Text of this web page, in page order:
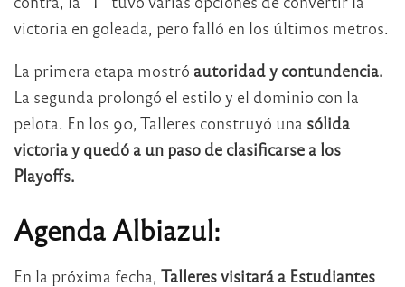
victoria en goleada, pero falló en los últimos metros.
La primera etapa mostró autoridad y contundencia.
La segunda prolongó el estilo y el dominio con la
pelota. En los 90, Talleres construyó una sólida
victoria y quedó a un paso de clasificarse a los
Playoffs.
Agenda Albiazul:
En la próxima fecha, Talleres visitará a Estudiantes